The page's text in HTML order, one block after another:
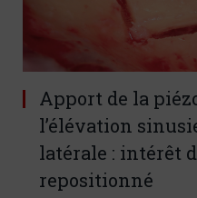
Apport de la
l’élévation
latérale : intérêt
repositionné